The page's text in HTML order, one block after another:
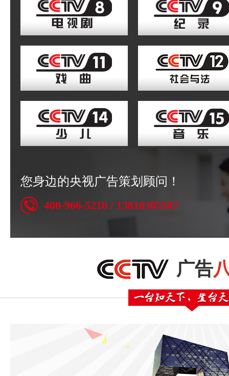
您身边的央视广告策划顾问！
400-966-5210 / 13810305587
广告